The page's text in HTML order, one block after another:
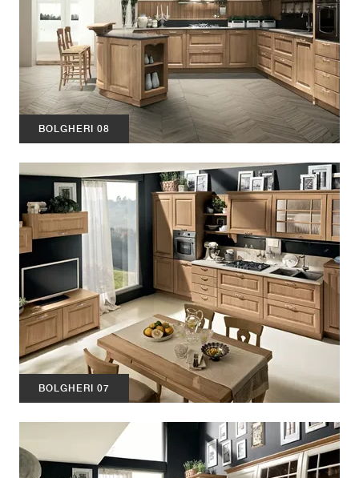
BOLGHERI 08
BOLGHERI 07